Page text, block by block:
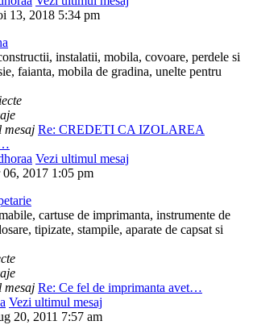
13, 2018 5:34 pm
instalatii, mobila, covoare, perdele si
faianta, mobila de gradina, unelte pentru
mesaj Re: CREDETI CA IZOLAREA
Vezi ultimul mesaj
2017 1:05 pm
cartuse de imprimanta, instrumente de
tipizate, stampile, aparate de capsat si
mesaj Re: Ce fel de imprimanta avet…
Vezi ultimul mesaj
20, 2011 7:57 am